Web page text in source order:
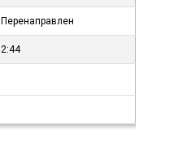
Перенаправлен
2:44